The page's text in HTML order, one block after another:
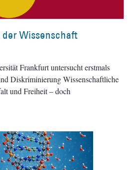
Wissenschaft
Frankfurt untersucht erstmals
Diskriminierung Wissenschaftliche
und Freiheit – doch